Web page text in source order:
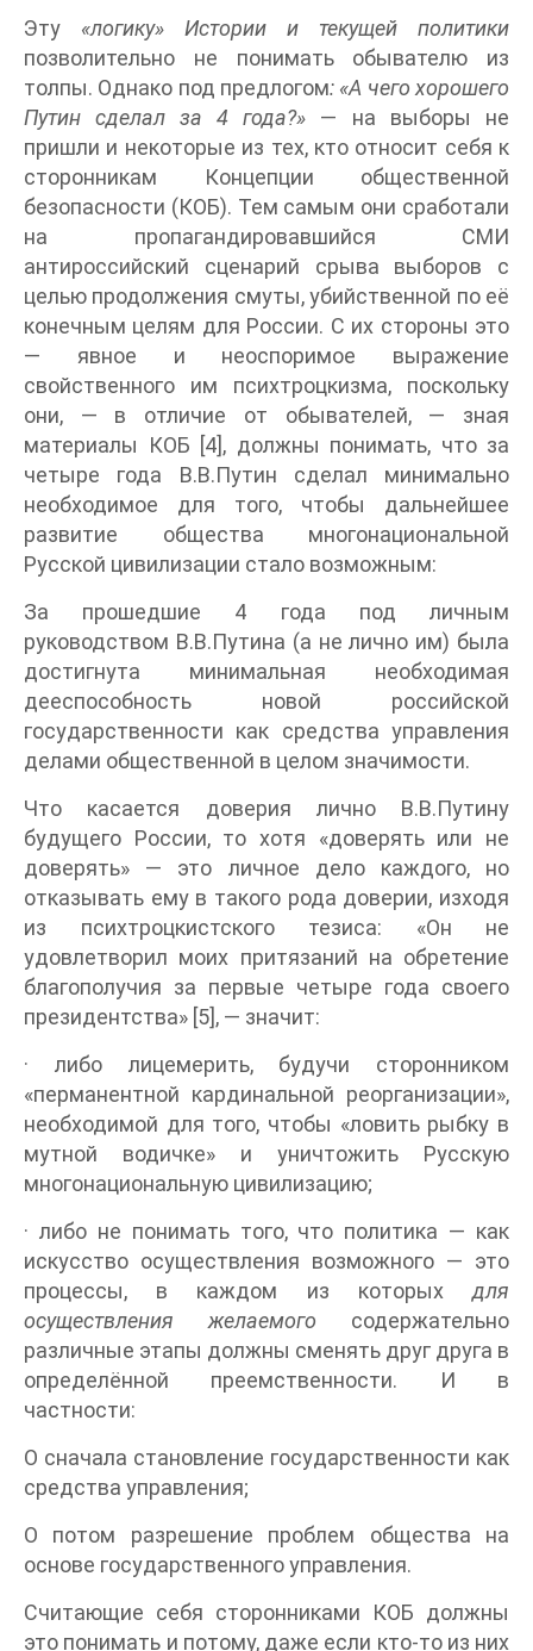
Эту «логику» Истории и текущей политики
позволительно не понимать обывателю из
толпы. Однако под предлогом: «А чего хорошего
Путин сделал за 4 года?» — на выборы не
пришли и некоторые из тех, кто относит себя к
сторонникам Концепции общественной
безопасности (КОБ). Тем самым они сработали
на пропагандировавшийся СМИ
антироссийский сценарий срыва выборов с
целью продолжения смуты, убийственной по её
конечным целям для России. С их стороны это
— явное и неоспоримое выражение
свойственного им психтроцкизма, поскольку
они, — в отличие от обывателей, — зная
материалы КОБ [4], должны понимать, что за
четыре года В.В.Путин сделал минимально
необходимое для того, чтобы дальнейшее
развитие общества многонациональной
Русской цивилизации стало возможным:
За прошедшие 4 года под личным
руководством В.В.Путина (а не лично им) была
достигнута минимальная необходимая
дееспособность новой российской
государственности как средства управления
делами общественной в целом значимости.
Что касается доверия лично В.В.Путину
будущего России, то хотя «доверять или не
доверять» — это личное дело каждого, но
отказывать ему в такого рода доверии, изходя
из психтроцкистского тезиса: «Он не
удовлетворил моих притязаний на обретение
благополучия за первые четыре года своего
президентства» [5], — значит:
· либо лицемерить, будучи сторонником
«перманентной кардинальной реорганизации»,
необходимой для того, чтобы «ловить рыбку в
мутной водичке» и уничтожить Русскую
многонациональную цивилизацию;
· либо не понимать того, что политика — как
искусство осуществления возможного — это
процессы, в каждом из которыхдля
осуществления желаемого содержательно
различные этапы должны сменять друг друга в
определённой преемственности. И в
частности:
O сначала становление государственности как
средства управления;
O потом разрешение проблем общества на
основе государственного управления.
Считающие себя сторонниками КОБ должны
это понимать и потому, даже если кто-то из них